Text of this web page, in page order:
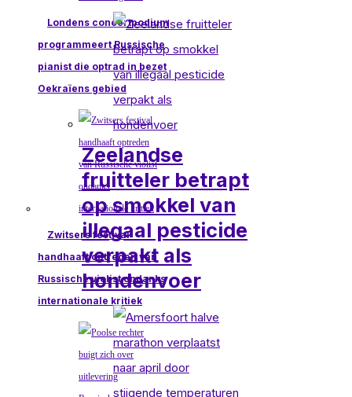
Londens concertpodium
programmeert Russische
pianist die optrad in bezet
Oekraïens gebied
Zwitsers festival
handhaaft optreden van
Russische violist ondanks
internationale kritiek
Zeelandse
fruitteler betrapt
op smokkel van
illegaal pesticide
verpakt als
hondenvoer